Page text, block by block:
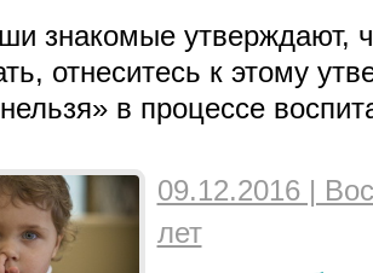
знакомые утверждают,
отнеситесь к этому
в процессе
09.12.2016 |
лет